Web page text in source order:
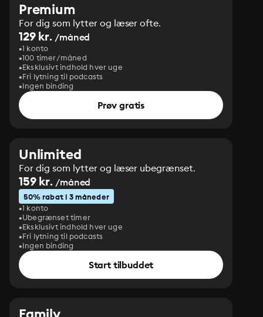
Premium
For dig som lytter og læser ofte.
129 kr. /måned
1 konto
100 timer/måned
Eksklusivt indhold hver uge
Fri lytning til podcasts
Ingen binding
Prøv gratis
Unlimited
For dig som lytter og læser ubegrænset.
159 kr. /måned
50% rabat i 3 måneder
1 konto
Ubegrænset timer
Eksklusivt indhold hver uge
Fri lytning til podcasts
Ingen binding
Start tilbuddet